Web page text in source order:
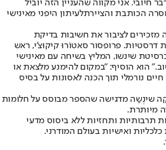
חיובי. אני מקווה שהעניין הזה יוביל
הכותבת והציירתלעיתון היפני מאינישי
מזכירים לציבור את חשיבות בדיקת
דרסטיות. פרופסור סאטוֹרוּ קיקוּצ'י, ראש
שינשו, המליץ בשיחה עם מאינישי
הוא הוסיף: "במקום להימנע מלצאת או
נורמלי תוך הכנה לאסונות על בסיס
שינְשַה מדגישה שהספר מבוסס על חלומות
מיותרת.
תרבותיות ותחזיות ללא ביסוס מדעי
ואישיות בעולם המודרני.